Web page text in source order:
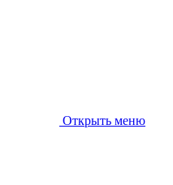
Открыть меню